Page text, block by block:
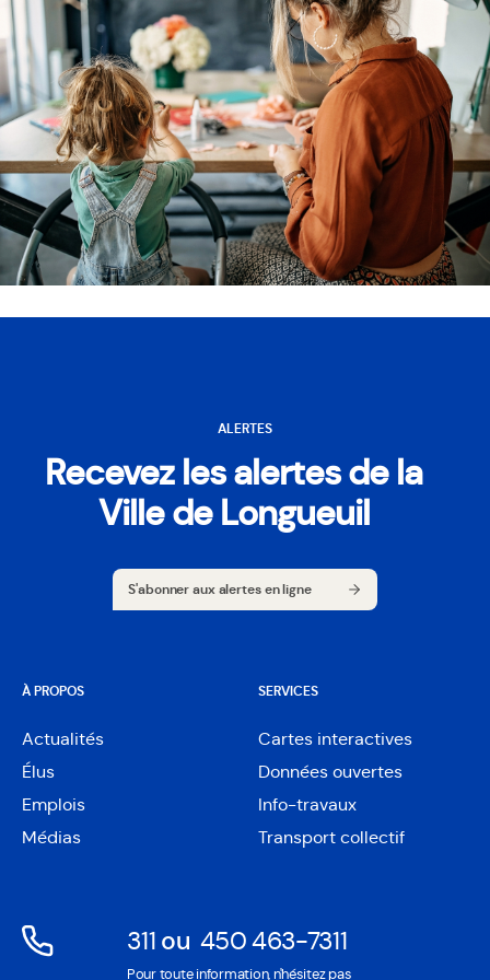
ALERTES
Recevez les alertes de la
Ville de Longueuil
S'abonner aux alertes en ligne
À PROPOS
Actualités
Élus
Emplois
Médias
SERVICES
Cartes interactives
Ouvre
dans
une
nouvelle
Données ouvertes
Ouvre
dans
une
Info-travaux
Transport collectif
311Ouvre
ou 450 463-7311
Ouvre
Pour toute information, n'hésitez pas